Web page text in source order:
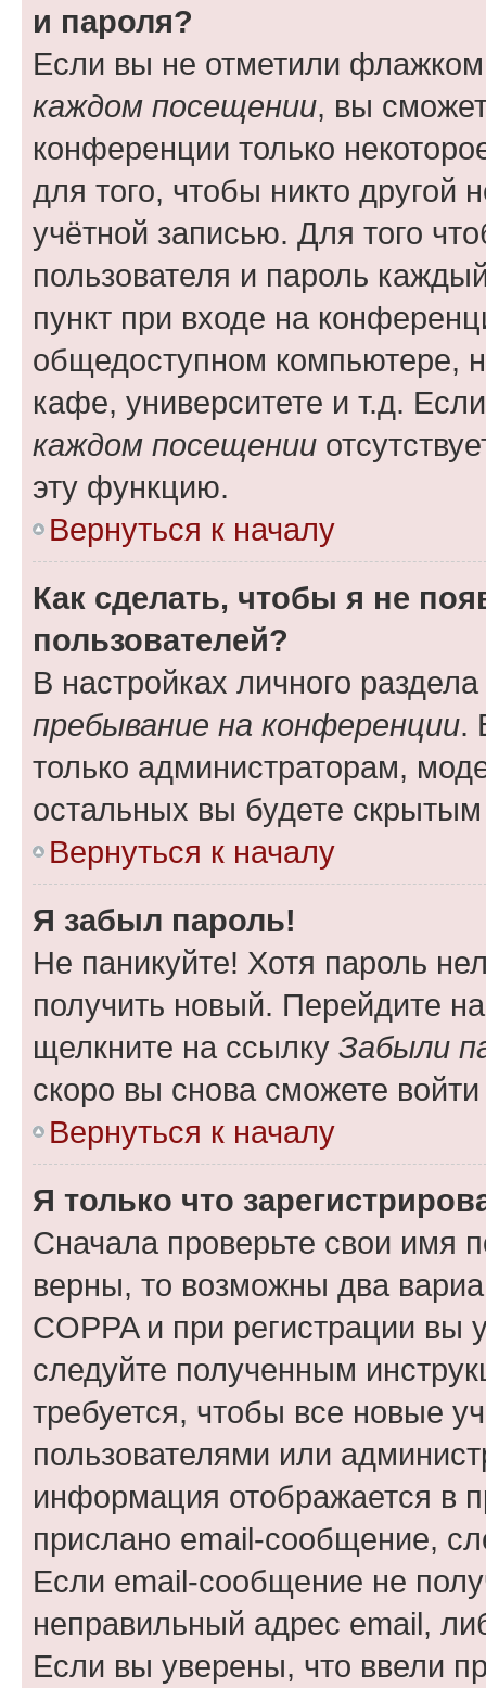
и пароля?
Если вы не отметили
каждом посещении, вы
конференции только
для того, чтобы никто другой
учётной записью. Для того
пользователя и пароль
пункт при входе на
общедоступном компьютере,
кафе, университете и т.д.
каждом посещении
эту функцию.
Вернуться к началу
Как сделать, чтобы я не
пользователей?
В настройках личного
пребывание на конференции.
только администраторам,
остальных вы будете
Вернуться к началу
Я забыл пароль!
Не паникуйте! Хотя пароль
получить новый. Перейдите
щелкните на ссылку Забыли
скоро вы снова сможете
Вернуться к началу
Я только что
Сначала проверьте свои имя
верны, то возможны два
COPPA и при регистрации вы
следуйте полученным
требуется, чтобы все новые
пользователями или
информация отображается в
прислано email-сообщение,
Если email-сообщение не
неправильный адрес email,
Если вы уверены, что ввели